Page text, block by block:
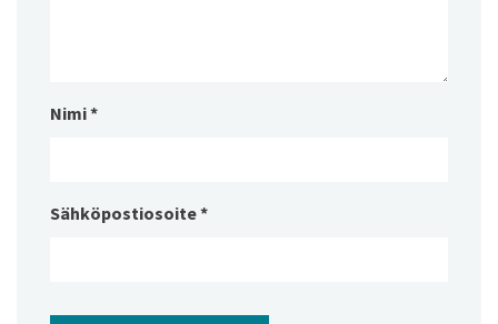
Nimi*
Sähköpostiosoite*